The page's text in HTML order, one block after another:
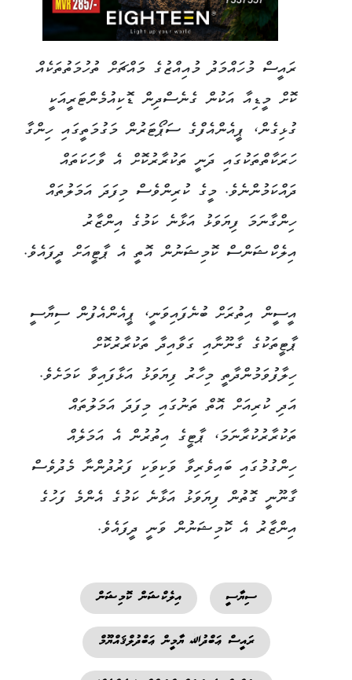
ރައީސް މުހައްމަދު މުއިއްޒުގެ މައްޗަށް ތުހުމަތުތަކެއް
ކޮށް މީޑިއާ އަކުން ގެނެސްދިން ޑޮކިއުމެންޓަރީއަކީ
ގުޅިގެން، ޕީއެންއެފްގެ ސަޕޯޓަރުން މަގުމަތީގައި ހިންގާ
ހަރަކާތްތަކުގައި ދަނީ ތަކުރާރުކޮށް އެ ވާހަަކަތައް
ދައްކަމުންނެވެ. މީގެ ކުރިންވެސް މިފަދަ އަމަލުތައް
ހިންގާނަމަ ފިޔަވަޅު އަޅާނެ ކަމުގެ އިންޒާރު
އިލެކްޝަންސް ކޮމިޝަނުން އޮތީ އެ ޕާޓީއަށް ދީފައެވެ.
އީސީން އިތުރަށް ބުނެފައިވަނީ، ޕީއެންއެފުން ސިޔާސީ
ޕާޓީތަކުގެ ގާނޫނާއި ގަވާއިދާ ތަކުރާރުކޮށް
ހިލާފުވަމުންދާތީ މިހާރު ފިޔަވަޅު އަޅާފައިވާ ކަމަށެވެ.
އަދި ކުރިއަށް އޮތް ތަނުގައި މިފަދަ އަމަލުތައް
ތަކުރާރުކުރާނަމަ، ޕާޓީގެ އިތުރުން އެ އަމަލެއް
ހިންގުމުގައި ބައިވެރިވާ ވަކިވަކި ފަރުދުންނާ މެދުވެސް
ގާނޫނީ ގޮތުން ފިޔަވަޅު އަޅާނެ ކަމުގެ އެންމެ ފަހުގެ
އިންޒާރު އެ ކޮމިޝަނުން ވަނީ ދީފައެވެ.
ސިޔާސީ އިލެކްޝަން ކޮމިޝަން
ރައީސް ޢަބްދުﷲ ޔާމީން ޢަބްދުލްޤައްޔޫމް